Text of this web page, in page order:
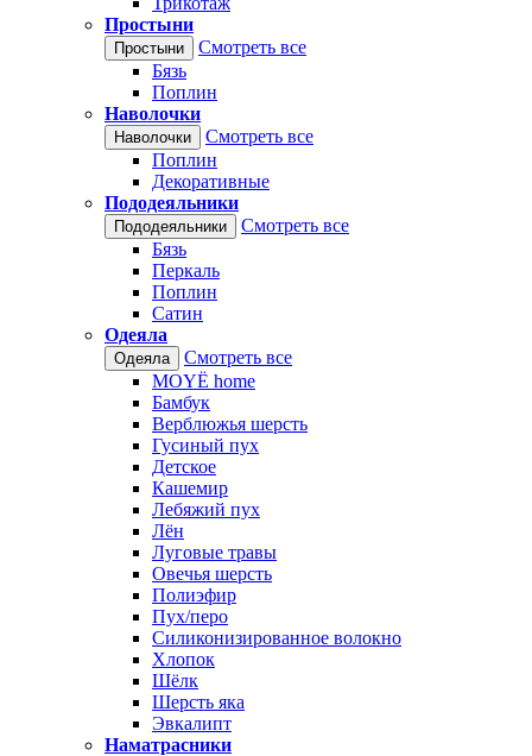
Простыни
Простыни
Смотреть все
Бязь
Поплин
Наволочки
Наволочки
Смотреть все
Поплин
Декоративные
Пододеяльники
Пододеяльники
Смотреть все
Бязь
Перкаль
Поплин
Сатин
Одеяла
Одеяла
Смотреть все
MOYЁ home
Бамбук
Верблюжья шерсть
Гусиный пух
Детское
Кашемир
Лебяжий пух
Лён
Луговые травы
Овечья шерсть
Полиэфир
Пух/перо
Силиконизированное волокно
Хлопок
Шёлк
Шерсть яка
Эвкалипт
Наматрасники